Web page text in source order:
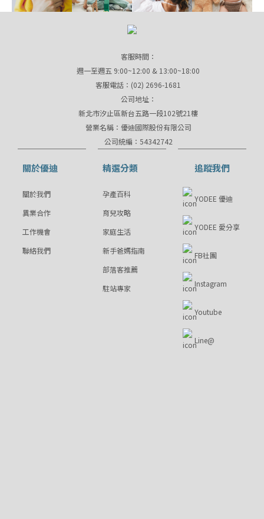
客服時間：
週一至週五 9:00~12:00 & 13:00~18:00
客服電話：(02) 2696-1681
公司地址：
新北市汐止區新台五路一段102號21樓
營業名稱：優迪國際股份有限公司
公司統編：54342742
關於優迪
關於我們
異業合作
工作機會
聯絡我們
精選分類
孕產百科
育兒攻略
家庭生活
新手爸媽指南
部落客推薦
駐站專家
追蹤我們
YODEE 優迪
YODEE 愛分享
FB社團
Instagram
Youtube
Line@